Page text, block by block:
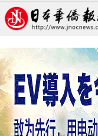
《人民日报海外